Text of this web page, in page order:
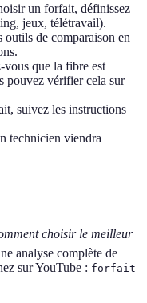
un forfait, définissez
jeux, télétravail).
outils de comparaison en
vous que la fibre est
pouvez vérifier cela sur
suivez les instructions
technicien viendra
choisir le meilleur
analyse complète de
sur YouTube : forfait